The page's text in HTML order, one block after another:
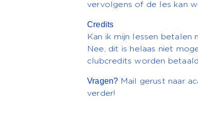
vervolgens of de les kan
Credits
Kan ik mijn lessen betalen
Nee, dit is helaas niet
clubcredits worden betaald.
Vragen? Mail gerust naar
verder!